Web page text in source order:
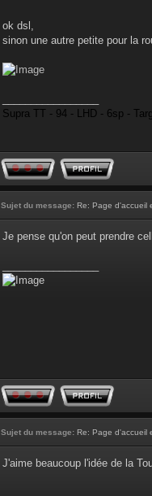
ok dsl,
sinon une autre petite pour la
Supra TT - 94 - LHD - 6sp -
Sujet du message: Re: Page d'accueil
Je pense qu'on peut prendre
Sujet du message: Re: Page d'accueil
J'aime beaucoup l'idée de la